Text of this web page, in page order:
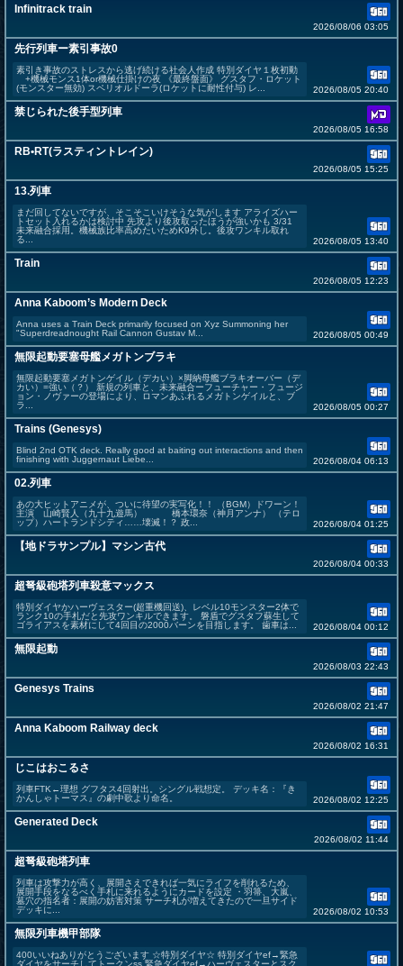
Infinitrack train
2026/08/06 03:05
先行列車ー素引事故0
素引き事故のストレスから逃げ続ける社会人作成 特別ダイヤ１枚初動
+機械モンス1体or機械仕掛けの夜 《最終盤面》 グスタフ・ロケット
(モンスター無効) スペリオルドーラ(ロケットに耐性付与) レ...
2026/08/05 20:40
禁じられた後手型列車
2026/08/05 16:58
RB•RT(ラスティントレイン)
2026/08/05 15:25
13.列車
まだ回してないですが、そこそこいけそうな気がします アライズハー
トセット入れるかは検討中 先攻より後攻取ったほうが強いかも 3/31
未来融合採用。機械族比率高めたいためK9外し。後攻ワンキル取れ
る...
2026/08/05 13:40
Train
2026/08/05 12:23
Anna Kaboom’s Modern Deck
Anna uses a Train Deck primarily focused on Xyz Summoning her
"Superdreadnought Rail Cannon Gustav M...
2026/08/05 00:49
無限起動要塞母艦メガトンブラキ
無限起動要塞メガトンゲイル（デカい）×脚納母艦ブラキオーバー（デ
カい）=強い（？） 新規の列車と、未来融合ーフューチャー・フュージ
ョン・ノヴァーの登場により、ロマンあふれるメガトンゲイルと、ブ
ラ...
2026/08/05 00:27
Trains (Genesys)
Blind 2nd OTK deck. Really good at baiting out interactions and then
finishing with Juggernaut Liebe...
2026/08/04 06:13
02.列車
あの大ヒットアニメが、ついに待望の実写化！！ （BGM）ドワーン！
主演 山崎賢人（九十九遊馬） 橋本環奈（神月アンナ） （テロ
ップ）ハートランドシティ……壊滅！？ 政...
2026/08/04 01:25
【地ドラサンプル】マシン古代
2026/08/04 00:33
超弩級砲塔列車殺意マックス
特別ダイヤかハーヴェスター(超重機回送)、レベル10モンスター2体で
ランク10の手札だと先攻ワンキルできます。 磐盾でグスタフ蘇生して
ゴライアスを素材にして4回目の2000バーンを目指します。 歯車は...
2026/08/04 00:12
無限起動
2026/08/03 22:43
Genesys Trains
2026/08/02 21:47
Anna Kaboom Railway deck
2026/08/02 16:31
じこはおこるさ
列車FTK←理想 グフタス4回射出。シングル戦想定。 デッキ名：『き
かんしゃトーマス』の劇中歌より命名。
2026/08/02 12:25
Generated Deck
2026/08/02 11:44
超弩級砲塔列車
列車は攻撃力が高く、展開さえできれば一気にライフを削れるため、
展開手段をなるべく手札に来れるようにカードを設定 ・羽箒、大嵐、
墓穴の指名者：展開の妨害対策 サーチ札が増えてきたので一旦サイド
デッキに...
2026/08/02 10:53
無限列車機甲部隊
400いいねありがとうございます ☆特別ダイヤ☆ 特別ダイヤef→緊急
ダイヤをサーチしてトークンss 緊急ダイヤef→ハーヴェスターとスク